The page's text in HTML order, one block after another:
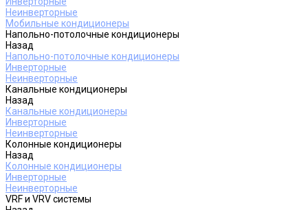
Неинверторные
Мобильные кондиционеры
Напольно-потолочные кондиционеры
Назад
Напольно-потолочные кондиционеры
Инверторные
Неинверторные
Канальные кондиционеры
Назад
Канальные кондиционеры
Инверторные
Неинверторные
Колонные кондиционеры
Назад
Колонные кондиционеры
Инверторные
Неинверторные
VRF и VRV системы